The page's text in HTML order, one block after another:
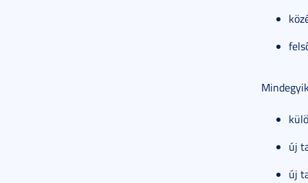
új
új